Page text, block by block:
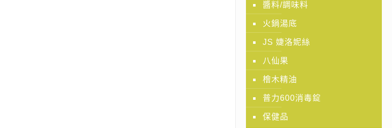
醬料/調味料
火鍋湯底
JS 婕洛妮絲
八仙果
檜木精油
普力600消毒錠
保健品